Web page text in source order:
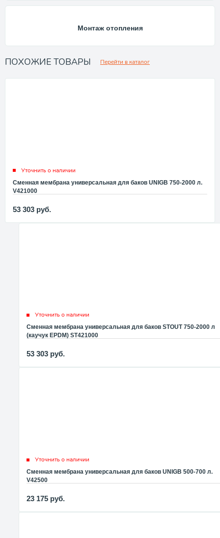
Монтаж отопления
ПОХОЖИЕ ТОВАРЫ Перейти в каталог
Уточнить о наличии
Сменная мембрана универсальная для баков UNIGB 750-2000 л.
V421000
53 303 руб.
Уточнить о наличии
Сменная мембрана универсальная для баков STOUT 750-2000 л
(каучук EPDM) ST421000
53 303 руб.
Уточнить о наличии
Сменная мембрана универсальная для баков UNIGB 500-700 л.
V42500
23 175 руб.